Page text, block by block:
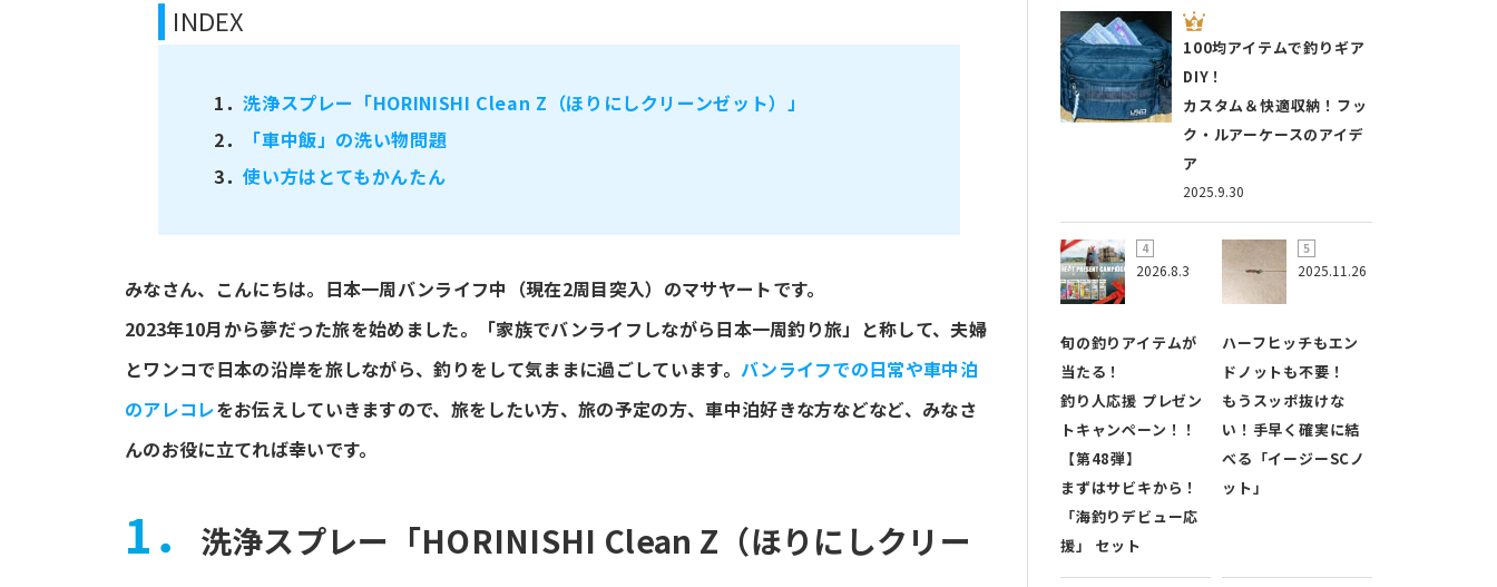
INDEX
1．洗浄スプレー「HORINISHI Clean Z（ほりにしクリーンゼット）」
2．
「車中飯」の洗い物問題
3．使い方はとてもかんたん
みなさん、こんにちは。日本一周バンライフ中（現在2周目突入）のマサヤートです。
2023年10月から夢だった旅を始めました。「家族でバンライフしながら日本一周釣り旅」と称して、夫婦
とワンコで日本の沿岸を旅しながら、釣りをして気ままに過ごしています。 バンライフでの日常や車中泊
のアレコレをお伝えしていきますので、旅をしたい方、旅の予定の方、車中泊好きな方などなど、みなさ
んのお役に立てれば幸いです。
1．
洗浄スプレー「HORINISHI Clean Z（ほりにしクリー
2025.9.30
100均アイテムで釣りギア
DIY！
カスタム＆快適収納！フッ
ク・ルアーケースのアイデ
ア
2026.8.3
旬の釣りアイテムが
当たる！
釣り人応援 プレゼン
トキャンペーン！！
【第48弾】
まずはサビキから！
「海釣りデビュー応
援」 セット
2025.11.26
ハーフヒッチもエン
ドノットも不要！
もうスッポ抜けな
い！手早く確実に結
べる「イージーSCノ
ット」